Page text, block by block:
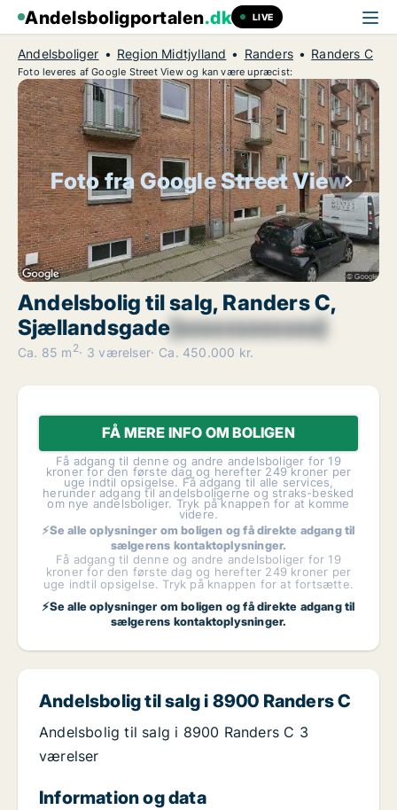
Andelsboligportalen.dk LIVE
Andelsboliger Region Midtjylland Randers Randers C
Foto leveres af Google Street View og kan være upræcist:
Foto fra Google Street View
Andelsbolig til salg, Randers C,
Sjællandsgade[xxxxxxxxxxxx]
Ca. 85 m 2 3 værelser Ca. 450.000 kr.
FÅ MERE INFO OM BOLIGEN
Få adgang til denne og andre andelsboliger for 19
kroner for den første dag og herefter 249 kroner per
uge indtil opsigelse. Få adgang til alle services,
herunder adgang til andelsboligerne og straks-besked
om nye andelsboliger. Tryk på knappen for at komme
videre.
⚡Se alle oplysninger om boligen og få direkte adgang til
sælgerens kontaktoplysninger.
Få adgang til denne og andre andelsboliger for 19
kroner for den første dag og herefter 249 kroner per
uge indtil opsigelse. Tryk på knappen for at fortsætte.
⚡Se alle oplysninger om boligen og få direkte adgang til
sælgerens kontaktoplysninger.
Andelsbolig til salg i 8900 Randers C
Andelsbolig til salg i 8900 Randers C 3
værelser
Information og data